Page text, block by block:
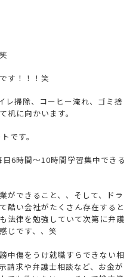
す！！！笑
レ掃除、コーヒー淹れ、ゴミ捨
机に向かいます。
です。
6時間〜10時間学習集中できる
ができること、、そして、ドラ
酷い会社がたくさん存在すると
法律を勉強していて次第に弁護
じです、、笑
中傷をうけ就職すらできない相
請求や弁護士相談など、お金が